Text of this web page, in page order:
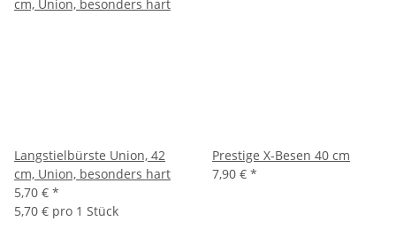
Langstielbürste Union, 42
cm, Union, besonders hart
5,70 € *
5,70 € pro 1 Stück
Prestige X-Besen 40 cm
7,90 € *